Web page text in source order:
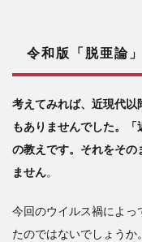
令和版「脱亜論
考えてみれば、近現代
もありませんでした。
の教えです。それをそ
ません。
今回のウイルス禍によっ
たのではないでしょう